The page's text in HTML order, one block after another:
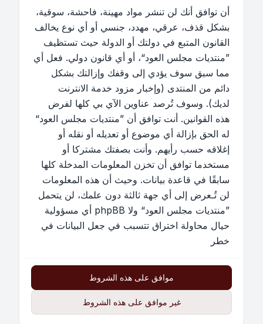
أن توافق أنك لن تنشر مواد مهينة، فاحشة، سوقية،
بشكل قذف، عرقي، مهدد، جنسي أو أي نوع يخالف
القانون المتبع في دولتك أو الدولة حيث تستظيف
”منتديات مجلس العود“، أو أي قانون دولي. فعل أي
مما سبق سوف يؤدي إلى وقفك وإزالتك بشكل
دائم من المنتدى (وإخبار مزود خدمة الانترنت
لديك). وسوف تُرصد عناوين الآي بي كلها لفرض
هذه القوانين. أنت توافق أن ”منتديات مجلس العود“
له الحق بإزالة أي موضوع أو تعديله أو نقله أو
إغلاقه حسب رأيهم. وأنت بصفتك مشتركا أو
مستخدما توافق أن تخزن المعلومات المدخلة كلها
سابقًا في قاعدة بيانات. وحيث أن هذه المعلومات
لن تُـعرض إلى أي جهة ثالثة دون علمك، لن يتحمل
”منتديات مجلس العود“ ولا phpBB أي مسؤولية
حيال محاولة اختراق تتسبب في جعل البيانات في
خطر
موافق على هذه الشروط
غير موافق على هذه الشروط